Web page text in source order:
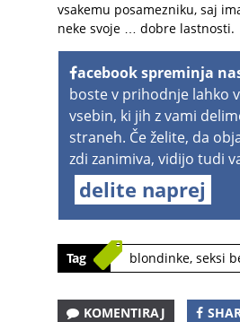
vsakemu posamezniku, saj
neke svoje … dobre lastnosti.
acebook spreminja
boste v prihodnje lahko
vsebin, ki jih z vami
straneh. Če želite, da
zdi zanimiva, vidijo tudi
delite naprej
Tag blondinke, seksi
KOMENTIRAJ